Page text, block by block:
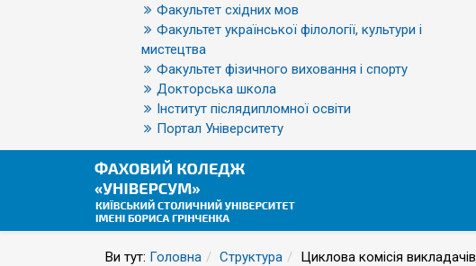
Факультет східних мов
Факультет української філології, культури і
мистецтва
Факультет фізичного виховання і спорту
Докторська школа
Інститут післядипломної освіти
Портал Університету
Ви тут: Головна Структура Циклова комісія викладачів